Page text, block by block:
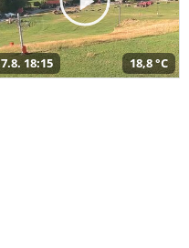
7.8. 18:15 18,8 °C